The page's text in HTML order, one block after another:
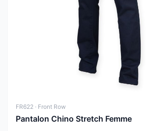
FR622 · Front Row
Pantalon Chino Stretch Femme